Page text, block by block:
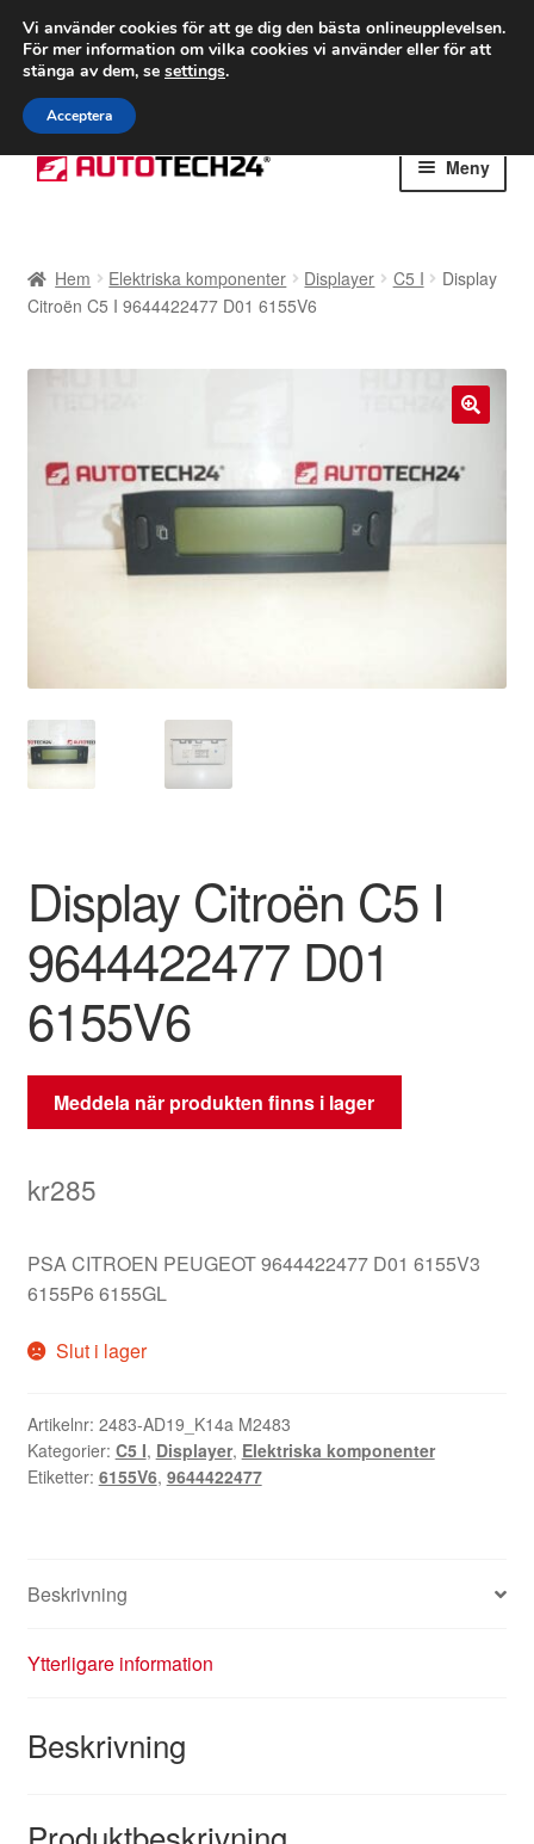
FRAKT från 75 kr
Världsomspännande frakt
Ring 766 924 713
Hoppa
till
Hoppa
till
Meny
Betalningar
Kolla upp
Kontakt
Reklamationsprocedur
Världsomspännande frakt
Hem Elektriska komponenter Displayer C5 I
Display
Citroën C5 I 9644422477 D01 6155V6
Display Citroën C5 I
9644422477 D01
6155V6
Meddela när produkten finns i lager
kr285
PSA CITROEN PEUGEOT 9644422477 D01 6155V3
6155P6 6155GL
Slut i lager
Artikelnr: 2483-AD19_K14a M2483
Kategorier: C5 I, Displayer, Elektriska komponenter
Etiketter: 6155V6, 9644422477
Beskrivning
Ytterligare information
Beskrivning
Vi använder cookies för att ge dig den bästa onlineupplevelsen.
För mer information om vilka cookies vi använder eller för att
stänga av dem, se settings.
Acceptera